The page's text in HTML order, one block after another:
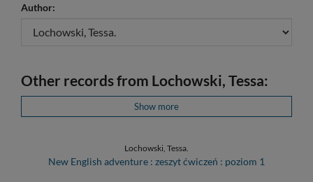
Author:
Other records from Lochowski, Tessa:
Show more
Lochowski, Tessa.
New English adventure : zeszyt ćwiczeń : poziom 1